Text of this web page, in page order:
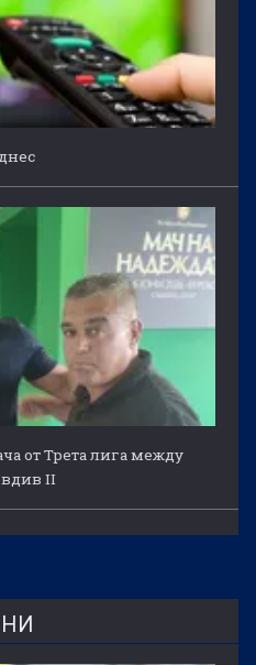
от Трета лига между
II